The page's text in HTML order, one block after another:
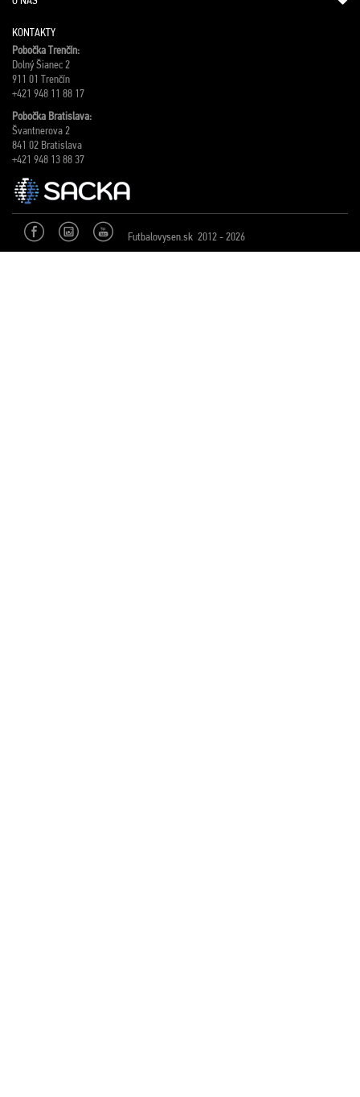
KONTAKTY
Pobočka Trenčín:
Dolný Šianec 2
911 01 Trenčín
+421 948 11 88 17
Pobočka Bratislava:
Švantnerova 2
841 02 Bratislava
+421 948 13 88 37
Futbalovysen.sk 2012 - 2026